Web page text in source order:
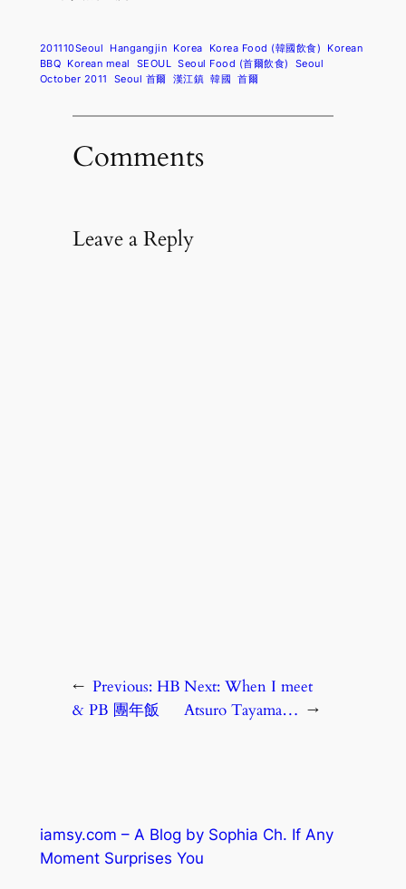
201110Seoul Hangangjin Korea Korea Food (韓國飲食)
Korean
BBQ Korean meal SEOUL Seoul Food (首爾飲食)
Seoul
October 2011
Seoul 首爾 漢江鎮 韓國 首爾
Comments
Leave a Reply
← Previous: HB
& PB 團年飯
Next: When I meet
Atsuro Tayama… →
iamsy.com – A Blog by Sophia Ch. If Any
Moment Surprises You